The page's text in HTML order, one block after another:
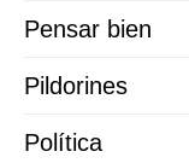
Pensar bien
Pildorines
Política